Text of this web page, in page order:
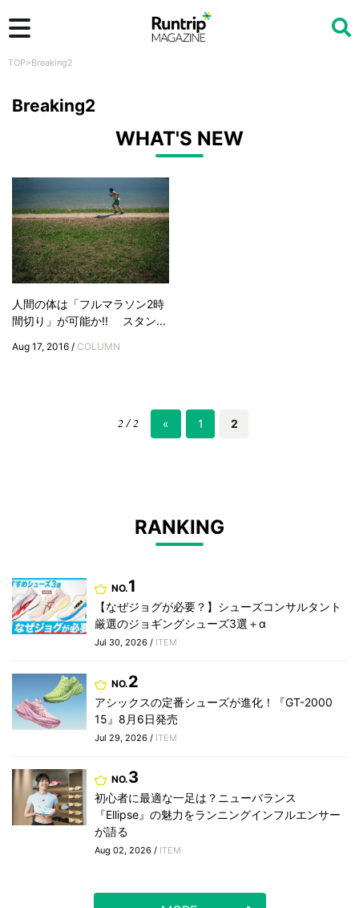
TOP>Breaking2
Breaking2
WHAT'S NEW
人間の体は「フルマラソン2時
間切り」が可能か!! スタン...
Aug 17, 2016 / COLUMN
2 / 2 « 1 2
RANKING
NO.1
【なぜジョグが必要？】シューズコンサルタント
厳選のジョギングシューズ3選＋α
Jul 30, 2026 / ITEM
NO.2
アシックスの定番シューズが進化！『GT-2000
15』8月6日発売
Jul 29, 2026 / ITEM
NO.3
初心者に最適な一足は？ニューバランス
『Ellipse』の魅力をランニングインフルエンサー
が語る
Aug 02, 2026 / ITEM